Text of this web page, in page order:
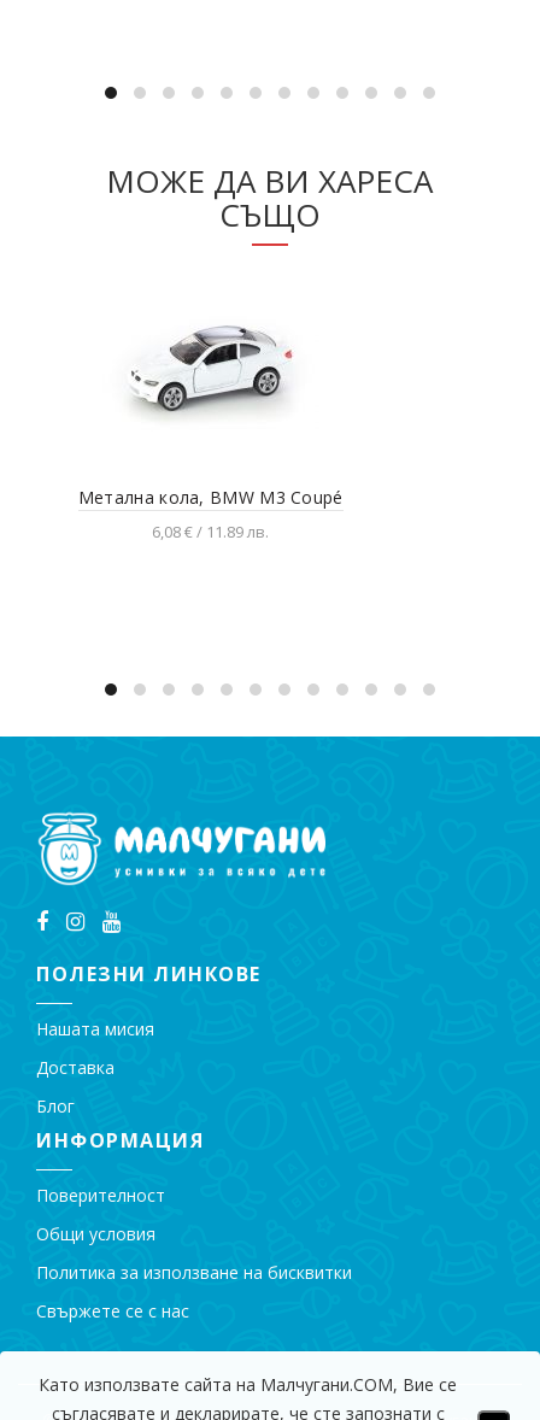
Като използвате сайта на Малчугани.COM, Вие се
съгласявате и декларирате, че сте запознати с
МОЖЕ ДА ВИ ХАРЕСА
СЪЩО
Метална кола, BMW M3 Coupé
6,08 € / 11.89 лв.
ПОЛЕЗНИ ЛИНКОВЕ
Нашата мисия
Доставка
Блог
ИНФОРМАЦИЯ
Поверителност
Общи условия
Политика за използване на бисквитки
Свържете се с нас